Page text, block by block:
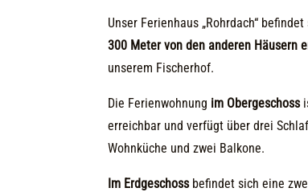
Unser Ferienhaus „Rohrdach“
300 Meter von den anderen Häusern
unserem Fischerhof.
Die Ferienwohnung im Obergeschoss
erreichbar und verfügt über drei
Wohnküche und zwei Balkone.
Im Erdgeschossbefindet sich eine